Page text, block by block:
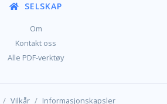
SELSKAP
Om
Kontakt oss
Alle PDF-verktøy
/ Vilkår / Informasjonskapsler